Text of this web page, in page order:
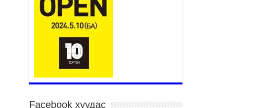
Улаанбаатар хотын Захирагч Б.Пүрэвдагва
гардууллаа
2026 оны 7 сар 15 / 11 цаг 41 минут
Нийслэлийн Эрүүл мэндийн газраас 45 баг
иргэдэд тусламж, үйлчилгээ үзүүлж байна
2026 оны 7 сар 15 / 11 цаг 30 минут
Хүчит бөхийн барилдааны тавын даваа
үргэлжилж байна
Facebook хуудас